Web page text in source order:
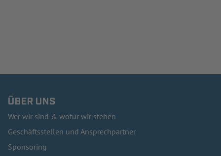
ÜBER UNS
Wer wir sind & wofür wir stehen
Geschäftsstellen und Ansprechpartner
Sponsoring